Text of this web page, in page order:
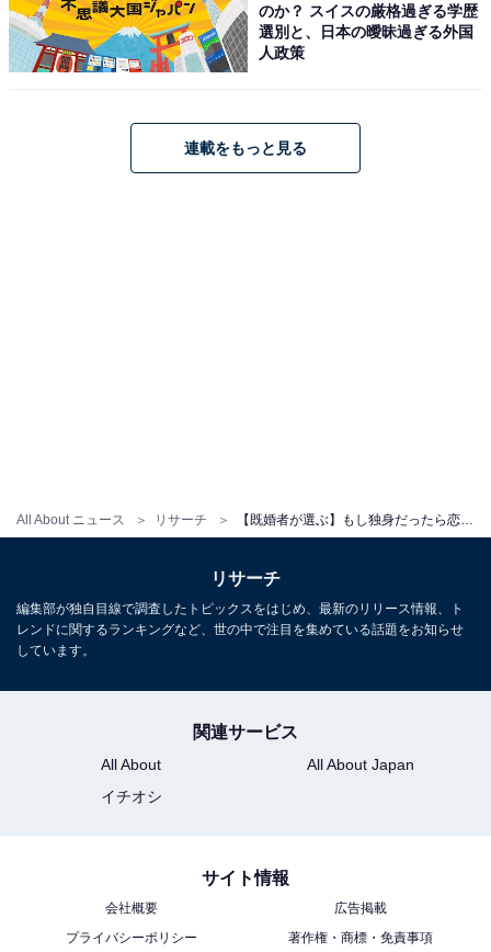
All About ニュース リサーチ
のか？ スイスの厳格過ぎる学歴
選別と、日本の曖昧過ぎる外国
人政策
連載をもっと見る
リサーチ
編集部が独自目線で調査したトピックスをはじめ、最新のリリース情報、ト
レンドに関するランキングなど、世の中で注目を集めている話題をお知らせ
しています。
関連サービス
All About
All About Japan
イチオシ
サイト情報
会社概要
広告掲載
プライバシーポリシー
著作権・商標・免責事項